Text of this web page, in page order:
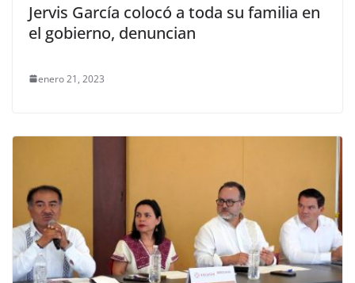
Jervis García colocó a toda su familia en
el gobierno, denuncian
enero 21, 2023